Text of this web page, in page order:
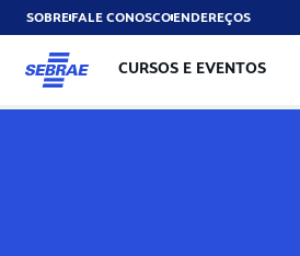
SOBREFALE CONOSCOENDEREÇOS
CURSOS E EVENTOS